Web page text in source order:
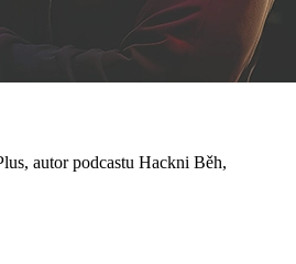
autor podcastu Hackni Běh,